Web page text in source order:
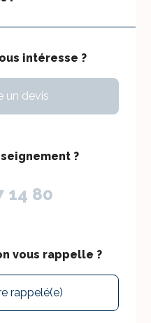
intéresse ?
un devis
?
14 80
vous rappelle ?
rappelé(e)